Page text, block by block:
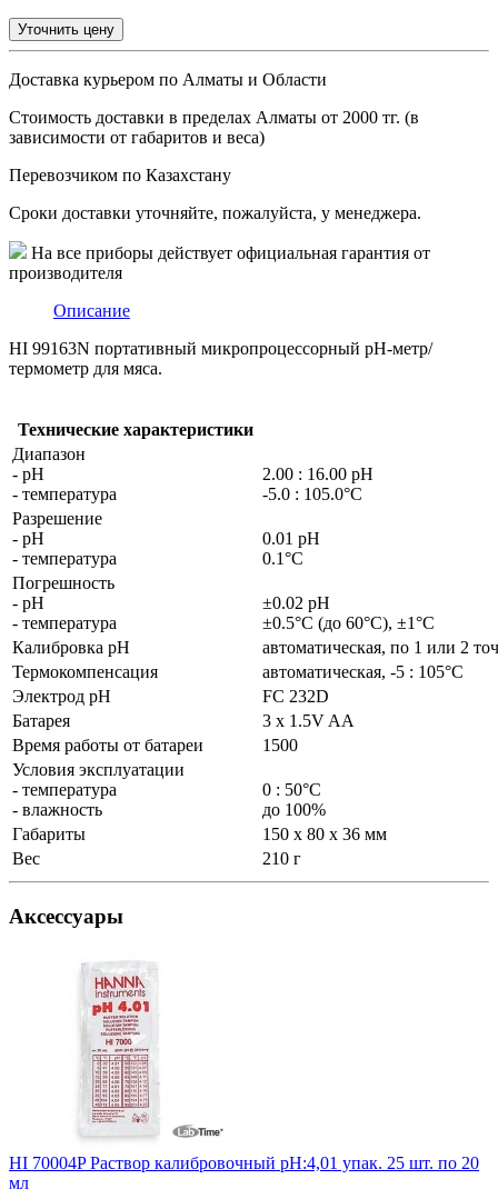
Уточнить цену
Доставка курьером по Алматы и Области
Стоимость доставки в пределах Алматы от 2000 тг. (в
зависимости от габаритов и веса)
Перевозчиком по Казахстану
Сроки доставки уточняйте, пожалуйста, у менеджера.
На все приборы действует официальная гарантия от
производителя
Описание
HI 99163N портативный микропроцессорный рН-метр/
термометр для мяса.
Технические характеристики
Диапазон
- pH
- температура
2.00 : 16.00 pH
-5.0 : 105.0°C
Разрешение
- pH
- температура
0.01 pH
0.1°C
Погрешность
- pH
- температура
±0.02 pH
±0.5°C (до 60°C), ±1°C
Калибровка рН
автоматическая, по 1 или 2
Термокомпенсация
автоматическая, -5 : 105°C
Электрод pH
FC 232D
Батарея
3 x 1.5V AA
Время работы от батареи
1500
Условия эксплуатации
- температура
- влажность
0 : 50°C
до 100%
Габариты
150 x 80 x 36 мм
Вес
210 г
Аксессуары
HI 70004P Раствор калибровочный рН:4,01 упак. 25 шт. по 20
мл